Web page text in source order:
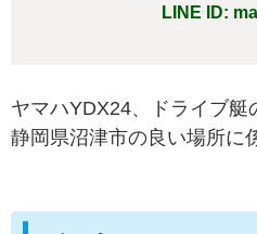
LINE ID:
ヤマハYDX24、ドライブ艇
静岡県沼津市の良い場所に